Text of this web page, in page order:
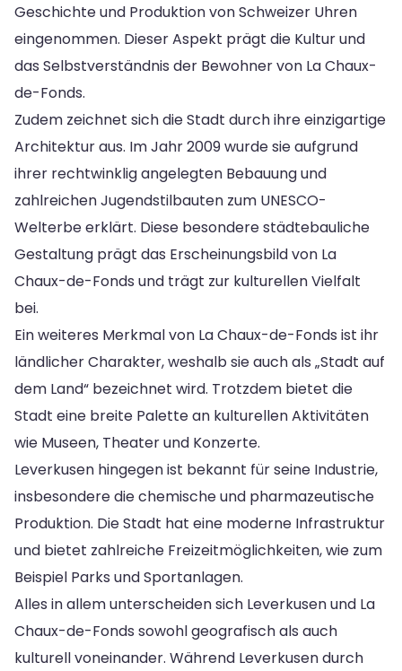
Geschichte und Produktion von Schweizer Uhren
eingenommen. Dieser Aspekt prägt die Kultur und
das Selbstverständnis der Bewohner von La Chaux-
de-Fonds.
Zudem zeichnet sich die Stadt durch ihre einzigartige
Architektur aus. Im Jahr 2009 wurde sie aufgrund
ihrer rechtwinklig angelegten Bebauung und
zahlreichen Jugendstilbauten zum UNESCO-
Welterbe erklärt. Diese besondere städtebauliche
Gestaltung prägt das Erscheinungsbild von La
Chaux-de-Fonds und trägt zur kulturellen Vielfalt
bei.
Ein weiteres Merkmal von La Chaux-de-Fonds ist ihr
ländlicher Charakter, weshalb sie auch als „Stadt auf
dem Land“ bezeichnet wird. Trotzdem bietet die
Stadt eine breite Palette an kulturellen Aktivitäten
wie Museen, Theater und Konzerte.
Leverkusen hingegen ist bekannt für seine Industrie,
insbesondere die chemische und pharmazeutische
Produktion. Die Stadt hat eine moderne Infrastruktur
und bietet zahlreiche Freizeitmöglichkeiten, wie zum
Beispiel Parks und Sportanlagen.
Alles in allem unterscheiden sich Leverkusen und La
Chaux-de-Fonds sowohl geografisch als auch
kulturell voneinander. Während Leverkusen durch